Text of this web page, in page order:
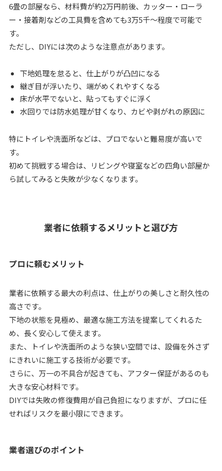
6畳の部屋なら、材料費が約2万円前後、カッター・ローラ
ー・接着剤などの工具費を含めても3万5千〜程度で可能で
す。
ただし、DIYには次のような注意点があります。
下地処理を怠ると、仕上がりが凸凹になる
継ぎ目が浮いたり、端がめくれやすくなる
床が水平でないと、貼ってもすぐに浮く
水回りでは防水処理が甘くなり、カビや剥がれの原因に
特にトイレや洗面所などは、プロでないと難易度が高いで
す。
初めて挑戦する場合は、リビングや寝室などの四角い部屋か
ら試してみると失敗が少なくなります。
業者に依頼するメリットと選び方
プロに頼むメリット
業者に依頼する最大の利点は、仕上がりの美しさと耐久性の
高さです。
下地の状態を見極め、最適な施工方法を提案してくれるた
め、長く安心して使えます。
また、トイレや洗面所のような狭い空間では、設備を外さず
にきれいに施工する技術が必要です。
さらに、万一の不具合が起きても、アフター保証があるのも
大きな安心材料です。
DIYでは失敗の修復費用が自己負担になりますが、プロに任
せればリスクを最小限にできます。
業者選びのポイント